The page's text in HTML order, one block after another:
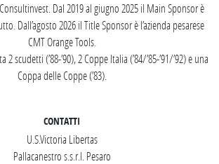
Dal 2019 al giugno 2025 il Main Sponsor è
Dall’agosto 2026 il Title Sponsor è l’azienda pesarese
CMT Orange Tools.
2 scudetti (’88-’90), 2 Coppe Italia (’84/’85-’91/’92) e una
Coppa delle Coppe (’83).
CONTATTI
U.S.Victoria Libertas
Pallacanestro s.s.r.l. Pesaro